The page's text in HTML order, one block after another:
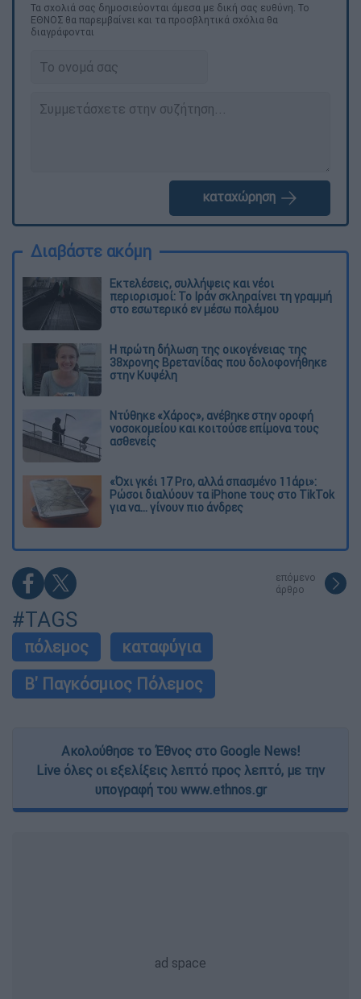
Τα σχολιά σας δημοσιεύονται άμεσα με δική σας ευθύνη. Το
ΕΘΝΟΣ θα παρεμβαίνει και τα προσβλητικά σχόλια θα
διαγράφονται
καταχώρηση
Διαβάστε ακόμη
Εκτελέσεις, συλλήψεις και νέοι
περιορισμοί: Το Ιράν σκληραίνει τη γραμμή
στο εσωτερικό εν μέσω πολέμου
Η πρώτη δήλωση της οικογένειας της
38χρονης Βρετανίδας που δολοφονήθηκε
στην Κυψέλη
Ντύθηκε «Χάρος», ανέβηκε στην οροφή
νοσοκομείου και κοιτούσε επίμονα τους
ασθενείς
«Όχι γκέι 17 Pro, αλλά σπασμένο 11άρι»:
Ρώσοι διαλύουν τα iPhone τους στο TikTok
για να... γίνουν πιο άνδρες
επόμενο
άρθρο
#TAGS
πόλεμος
καταφύγια
Β' Παγκόσμιος Πόλεμος
Ακολούθησε το Έθνος στο Google News!
Live όλες οι εξελίξεις λεπτό προς λεπτό, με την
υπογραφή του www.ethnos.gr